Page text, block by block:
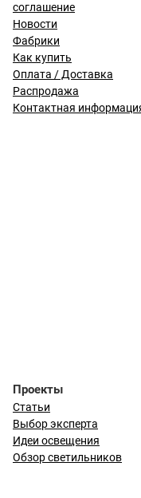
соглашение
Новости
Фабрики
Как купить
Оплата / Доставка
Распродажа
Контактная
Проекты
Статьи
Выбор эксперта
Идеи освещения
Обзор светильников